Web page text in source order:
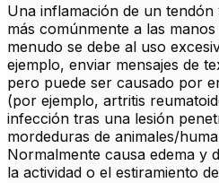
Una inflamación de un
más comúnmente a las
menudo se debe al uso
ejemplo, enviar mensajes de
pero puede ser causado por
(por ejemplo, artritis
infección tras una lesión
mordeduras de animales/
Normalmente causa edema y
la actividad o el estiramiento